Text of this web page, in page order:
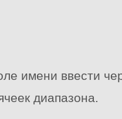
имени ввести
диапазона.